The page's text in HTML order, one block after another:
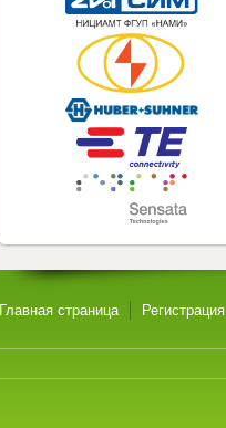
Главная страница Регистрация